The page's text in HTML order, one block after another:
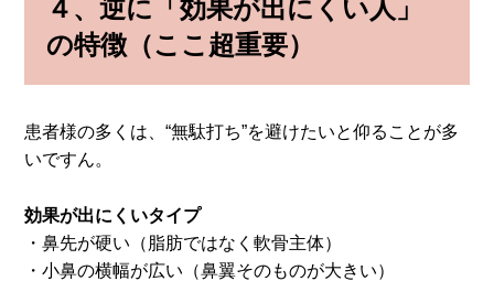
４、逆に「効果が出にくい人」
の特徴（ここ超重要）
患者様の多くは、“無駄打ち”を避けたいと仰ることが多
いですん。
効果が出にくいタイプ
・鼻先が硬い（脂肪ではなく軟骨主体）
・小鼻の横幅が広い（鼻翼そのものが大きい）